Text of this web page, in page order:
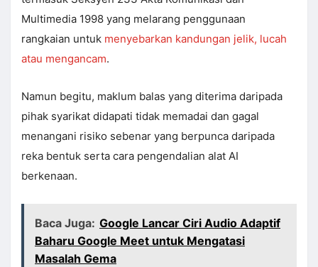
Multimedia 1998 yang melarang penggunaan
rangkaian untuk menyebarkan kandungan jelik, lucah
atau mengancam.
Namun begitu, maklum balas yang diterima daripada
pihak syarikat didapati tidak memadai dan gagal
menangani risiko sebenar yang berpunca daripada
reka bentuk serta cara pengendalian alat AI
berkenaan.
Baca Juga: Google Lancar Ciri Audio Adaptif
Baharu Google Meet untuk Mengatasi
Masalah Gema